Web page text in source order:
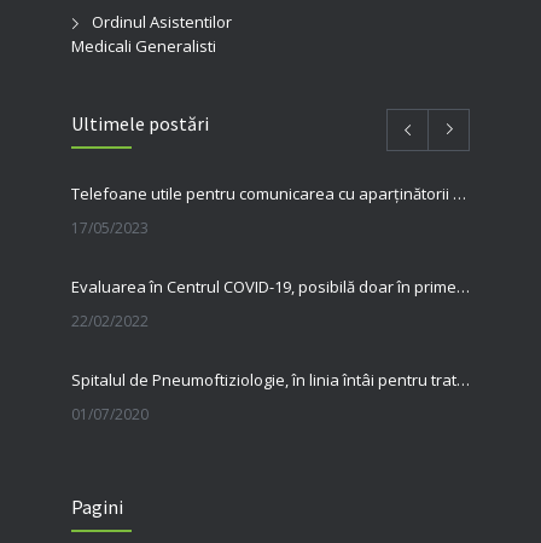
Ordinul Asistentilor
Medicali Generalisti
Ultimele postări
Telefoane utile pentru comunicarea cu aparținătorii pacienților internați în spitalul nostru
17/05/2023
Evaluarea în Centrul COVID-19, posibilă doar în primele 5 zile de la pozitivare
22/02/2022
Spitalul de Pneumoftiziologie, în linia întâi pentru tratarea pacienților cu Covid
01/07/2020
23/06/2020
Pagini